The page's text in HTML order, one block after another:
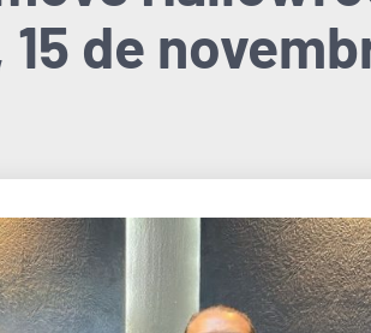
de